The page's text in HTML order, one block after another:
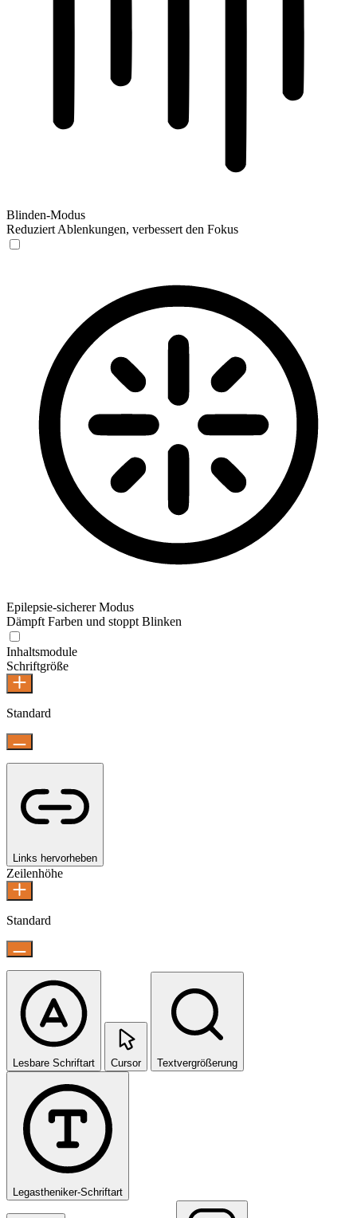
Blinden-Modus
Reduziert Ablenkungen, verbessert den Fokus
Epilepsie-sicherer Modus
Dämpft Farben und stoppt Blinken
Inhaltsmodule
Schriftgröße
Standard
Links hervorheben
Zeilenhöhe
Standard
Lesbare Schriftart Cursor Textvergrößerung
Legastheniker-Schriftart